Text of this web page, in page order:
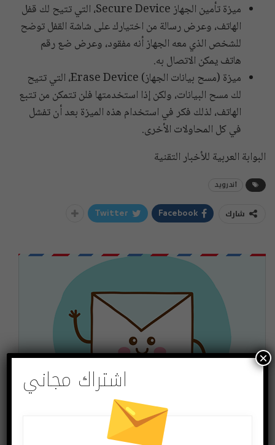
ميزة تأمين الجهاز Secure Device، التي تتيح لك قفل
الهاتف، وعرض رسالة من اختيارك على شاشة القفل توضح
للشخص الذي معه الجهاز أنه مفقود، وعرض ضع رقم
هاتف يمكن الاتصال به.
ميزة (مسح بيانات الجهاز) Erase Device، التي تتيح
لك مسح البيانات، ولكن إذا استخدمتها فلن تتمكن من تتبع
الهاتف، لذلك فكر في استخدام هذه الميزة بعد أن تفشل
في كل المحاولات الأخرى.
البوابة العربية للأخبار التقنية
أندرويد
شارك Facebook
Twitter
اشتراك مجاني
اشتراك مجاني
×